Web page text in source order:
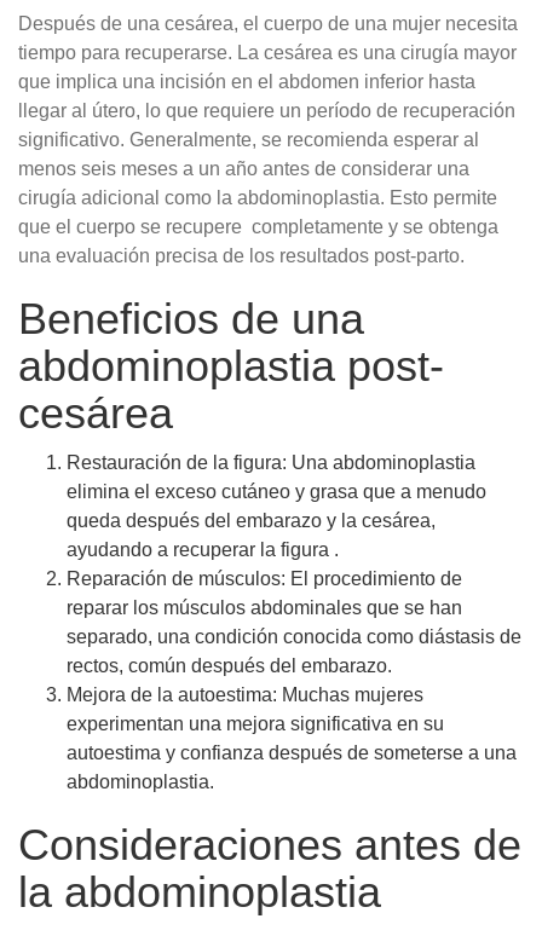
Después de una cesárea, el cuerpo de una mujer necesita
tiempo para recuperarse. La cesárea es una cirugía mayor
que implica una incisión en el abdomen inferior hasta
llegar al útero, lo que requiere un período de recuperación
significativo. Generalmente, se recomienda esperar al
menos seis meses a un año antes de considerar una
cirugía adicional como la abdominoplastia. Esto permite
que el cuerpo se recupere completamente y se obtenga
una evaluación precisa de los resultados post-parto.
Beneficios de una
abdominoplastia post-
cesárea
Restauración de la figura: Una abdominoplastia
elimina el exceso cutáneo y grasa que a menudo
queda después del embarazo y la cesárea,
ayudando a recuperar la figura .
Reparación de músculos: El procedimiento de
reparar los músculos abdominales que se han
separado, una condición conocida como diástasis de
rectos, común después del embarazo.
Mejora de la autoestima: Muchas mujeres
experimentan una mejora significativa en su
autoestima y confianza después de someterse a una
abdominoplastia.
Consideraciones antes de
la abdominoplastia